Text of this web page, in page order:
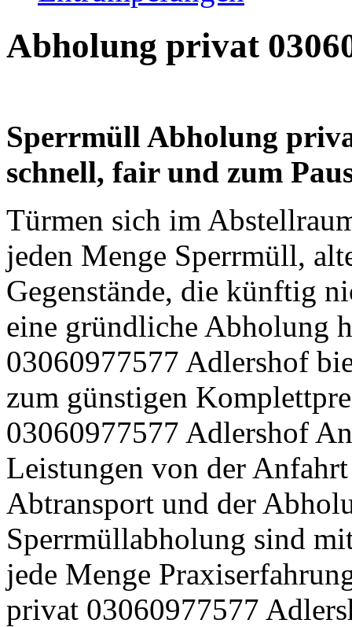
Abholung privat
Sperrmüll Abholung
schnell, fair und zum
Türmen sich im
jeden Menge Sperrmüll,
Gegenstände, die künftig
eine gründliche Abholung
03060977577 Adlershof
zum günstigen
03060977577 Adlershof
Leistungen von der
Abtransport und der
Sperrmüllabholung sind
jede Menge
privat 03060977577